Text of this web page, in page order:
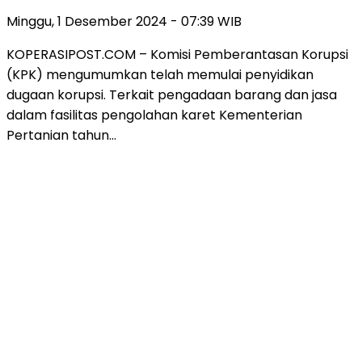
Minggu, 1 Desember 2024 - 07:39 WIB
KOPERASIPOST.COM – Komisi Pemberantasan Korupsi
(KPK) mengumumkan telah memulai penyidikan
dugaan korupsi. Terkait pengadaan barang dan jasa
dalam fasilitas pengolahan karet Kementerian
Pertanian tahun…